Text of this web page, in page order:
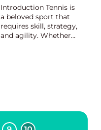
Hockey-VM 2021
grupper och analysera
deras egenskaper, p...
Introduction Tennis is
a beloved sport that
requires skill, strategy,
and agility. Whether
article, we will provi...